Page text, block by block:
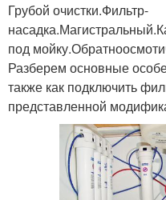
Грубой очистки.Фильтр-
под
Разберем основные
также как подключить
представленной